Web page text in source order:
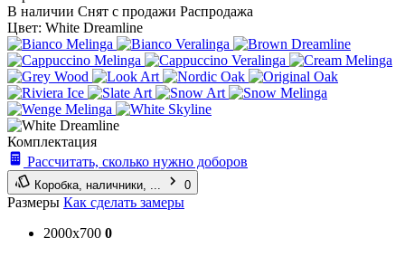
В наличии Снят с продажи Распродажа
Цвет: White Dreamline
Комплектация
Рассчитать, сколько нужно доборов
Коробка, наличники, ... 0
Размеры Как сделать замеры
2000x700 0